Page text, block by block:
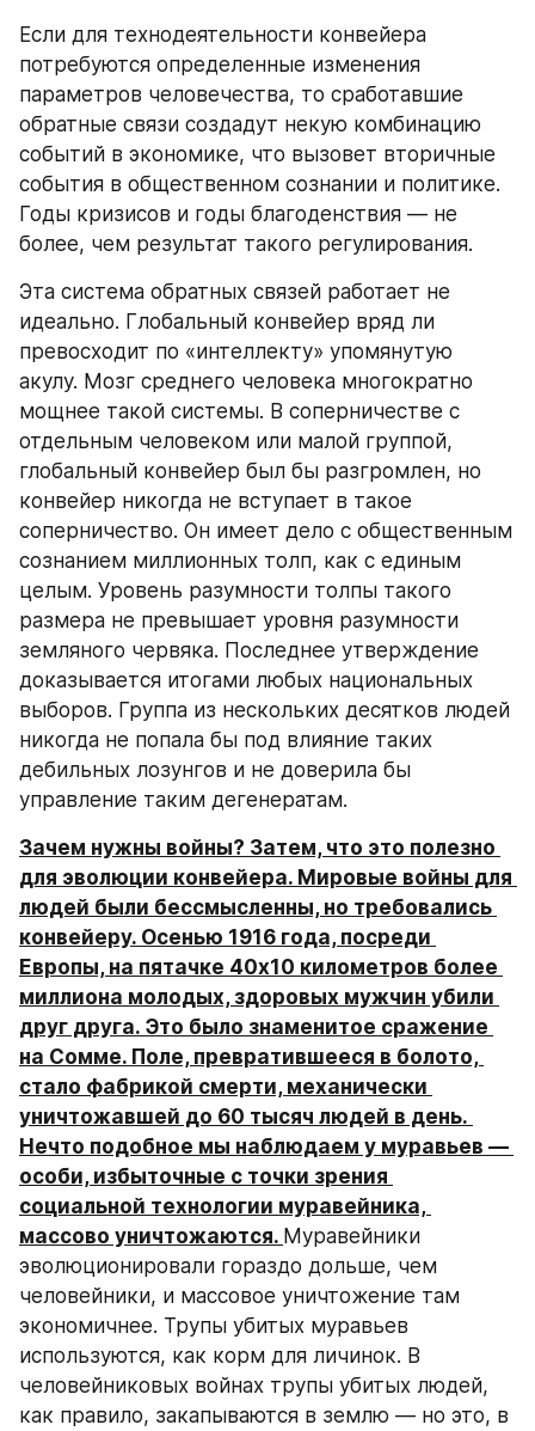
Если для технодеятельности конвейера
потребуются определенные изменения
параметров человечества, то сработавшие
обратные связи создадут некую комбинацию
событий в экономике, что вызовет вторичные
события в общественном сознании и политике.
Годы кризисов и годы благоденствия — не
более, чем результат такого регулирования.
Эта система обратных связей работает не
идеально. Глобальный конвейер вряд ли
превосходит по «интеллекту» упомянутую
акулу. Мозг среднего человека многократно
мощнее такой системы. В соперничестве с
отдельным человеком или малой группой,
глобальный конвейер был бы разгромлен, но
конвейер никогда не вступает в такое
соперничество. Он имеет дело с общественным
сознанием миллионных толп, как с единым
целым. Уровень разумности толпы такого
размера не превышает уровня разумности
земляного червяка. Последнее утверждение
доказывается итогами любых национальных
выборов. Группа из нескольких десятков людей
никогда не попала бы под влияние таких
дебильных лозунгов и не доверила бы
управление таким дегенератам.
Зачем нужны войны? Затем, что это полезно
для эволюции конвейера. Мировые войны для
людей были бессмысленны, но требовались
конвейеру. Осенью 1916 года, посреди
Европы, на пятачке 40x10 километров более
миллиона молодых, здоровых мужчин убили
друг друга. Это было знаменитое сражение
на Сомме. Поле, превратившееся в болото,
стало фабрикой смерти, механически
уничтожавшей до 60 тысяч людей в день.
Нечто подобное мы наблюдаем у муравьев —
особи, избыточные с точки зрения
социальной технологии муравейника,
массово уничтожаются. Муравейники
эволюционировали гораздо дольше, чем
человейники, и массовое уничтожение там
экономичнее. Трупы убитых муравьев
используются, как корм для личинок. В
человейниковых войнах трупы убитых людей,
как правило, закапываются в землю — но это, в